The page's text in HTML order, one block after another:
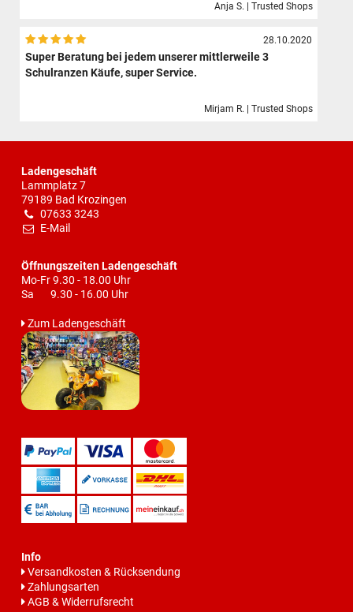
Anja S. | Trusted Shops
28.10.2020
Super Beratung bei jedem unserer mittlerweile 3
Schulranzen Käufe, super Service.
Mirjam R. | Trusted Shops
Ladengeschäft
Lammplatz 7
79189 Bad Krozingen
07633 3243
E-Mail
Öffnungszeiten Ladengeschäft
Mo-Fr 9.30 - 18.00 Uhr
Sa 9.30 - 16.00 Uhr
Zum Ladengeschäft
Info
Versandkosten & Rücksendung
Zahlungsarten
AGB & Widerrufsrecht